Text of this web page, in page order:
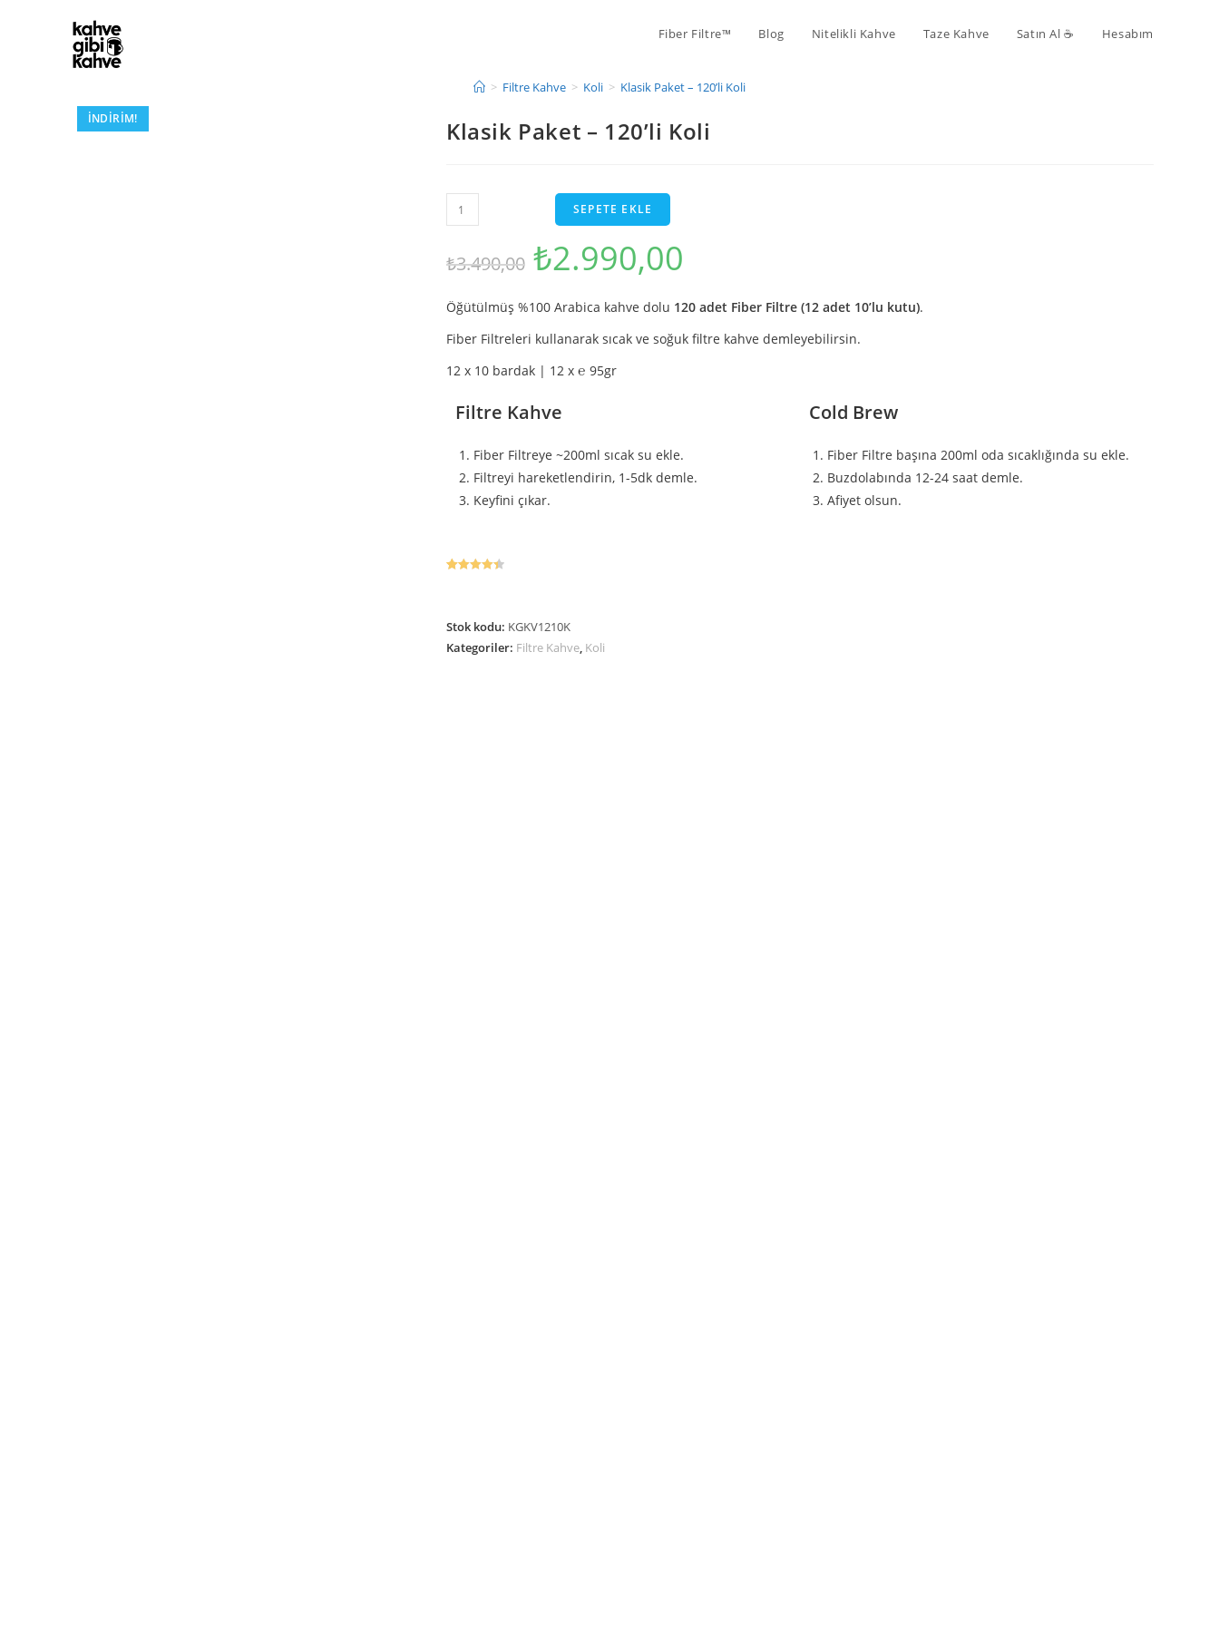
Fiber Filtre™ Blog Nitelikli Kahve Taze Kahve Satın Al ☕️ Hesabım
> Filtre Kahve > Koli > Klasik Paket – 120’li Koli
İNDIRIM! Klasik Paket – 120’li Koli
SEPETE EKLE
₺3.490,00 ₺2.990,00
Öğütülmüş %100 Arabica kahve dolu 120 adet Fiber Filtre (12 adet 10’lu kutu).
Fiber Filtreleri kullanarak sıcak ve soğuk filtre kahve demleyebilirsin.
12 x 10 bardak | 12 x ℮ 95gr
Filtre Kahve
Fiber Filtreye ~200ml sıcak su ekle.
Filtreyi hareketlendirin, 1-5dk demle.
Keyfini çıkar.
Cold Brew
Fiber Filtre başına 200ml oda sıcaklığında su ekle.
Buzdolabında 12-24 saat demle.
Afiyet olsun.
5 üzerinden
4.45puan
Stok kodu: KGKV1210K
Kategoriler: Filtre Kahve, Koli